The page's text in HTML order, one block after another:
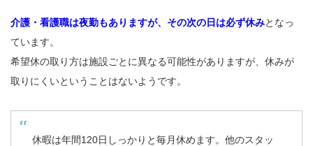
介護・看護職は夜勤もありますが、その次の日は必ず休みとなっ
ています。
希望休の取り方は施設ごとに異なる可能性がありますが、休みが
取りにくいということはないようです。
休暇は年間120日しっかりと毎月休めます。他のスタッ